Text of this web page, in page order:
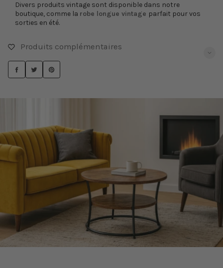
Divers produits vintage sont disponible dans notre
boutique, comme la robe longue vintage parfait pour vos
sorties en été.
Produits complémentaires
PARTAGER
SUR
TWEETER
SUR
ÉPINGLER
SUR